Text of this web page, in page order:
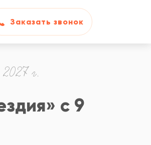
Заказать звонок
с 9